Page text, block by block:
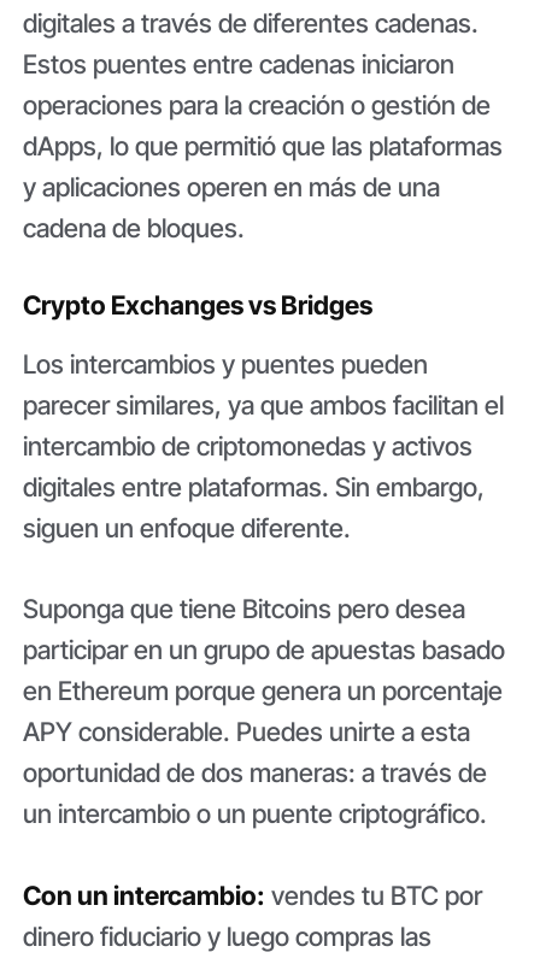
digitales a través de diferentes cadenas.
Estos puentes entre cadenas iniciaron
operaciones para la creación o gestión de
dApps, lo que permitió que las plataformas
y aplicaciones operen en más de una
cadena de bloques.
Crypto Exchanges vs Bridges
Los intercambios y puentes pueden
parecer similares, ya que ambos facilitan el
intercambio de criptomonedas y activos
digitales entre plataformas. Sin embargo,
siguen un enfoque diferente.
Suponga que tiene Bitcoins pero desea
participar en un grupo de apuestas basado
en Ethereum porque genera un porcentaje
APY considerable. Puedes unirte a esta
oportunidad de dos maneras: a través de
un intercambio o un puente criptográfico.
Con un intercambio: vendes tu BTC por
dinero fiduciario y luego compras las